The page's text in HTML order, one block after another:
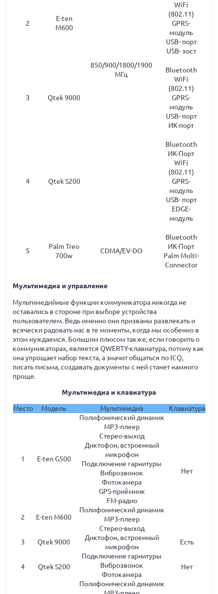
850/900/1800/1900
МГц
2
E-ten
M600
WiFi
(802.11)
GPRS-
модуль
USB- порт
USB- хост
3 Qtek 9000
Bluetooth
WiFi
(802.11)
GPRS-
модуль
USB- порт
ИК-порт
4 Qtek S200
Bluetooth
ИК-Порт
WiFi
(802.11)
GPRS-
модуль
USB- порт
EDGE-
модуль
5
Palm Treo
700w
CDMA/EV-DO
Bluetooth
ИК-Порт
Palm Multi-
Connector
Мультимедиа и управление
Мультимедийные функции коммуникатора никогда не
оставались в стороне при выборе устройства
пользователем. Ведь именно они призваны развлекать и
всячески радовать нас в те моменты, когда мы особенно в
этом нуждаемся. Большим плюсом также, если говорить о
коммуникаторах, является QWERTY-клавиатура, потому как
она упрощает набор текста, а значит общаться по ICQ,
писать письма, создавать документы с ней станет намного
проще.
Мультимедиа и клавиатура
Место Модель Мультимедиа Клавиатура
1 E-ten G500
Полифонический динамик
MP3-плеер
Стерео-выход
Диктофон, встроенный
микрофон
Подключение гарнитуры
Виброзвонок
Фотокамера
GPS-приёмник
FM-радио
Нет
2 E-ten M600
Полифонический динамик
MP3-плеер
Стерео-выход
Диктофон, встроенный
микрофон
Подключение гарнитуры
Виброзвонок
Фотокамера
3 Qtek 9000 Есть
4 Qtek S200 Нет
Полифонический динамик